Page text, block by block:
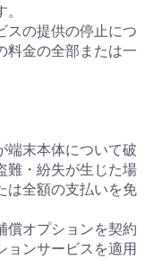
スの提供の停止につ
料金の全部または一
端末本体について破
難・紛失が生じた場
は全額の支払いを免
償オプションを契約
ョンサービスを適用